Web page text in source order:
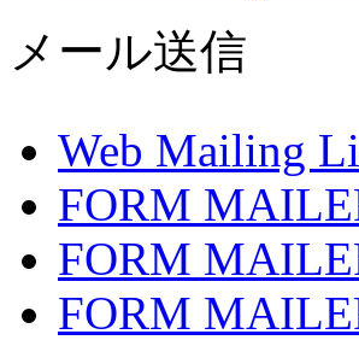
メール送信
Web Mailing
FORM
FORM
FORM